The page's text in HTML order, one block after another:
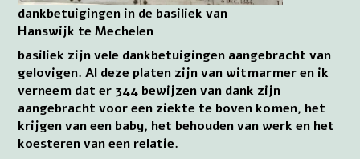
dankbetuigingen in de basiliek van
Hanswijk te Mechelen
basiliek zijn vele dankbetuigingen aangebracht van
gelovigen. Al deze platen zijn van witmarmer en ik
verneem dat er 344 bewijzen van dank zijn
aangebracht voor een ziekte te boven komen, het
krijgen van een baby, het behouden van werk en het
koesteren van een relatie.